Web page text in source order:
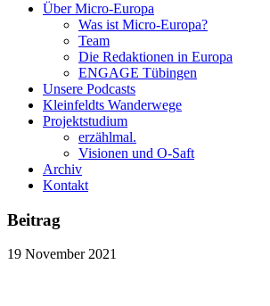
Über Micro-Europa
Was ist Micro-Europa?
Team
Die Redaktionen in Europa
ENGAGE Tübingen
Unsere Podcasts
Kleinfeldts Wanderwege
Projektstudium
erzählmal.
Visionen und O-Saft
Archiv
Kontakt
Beitrag
19 November 2021